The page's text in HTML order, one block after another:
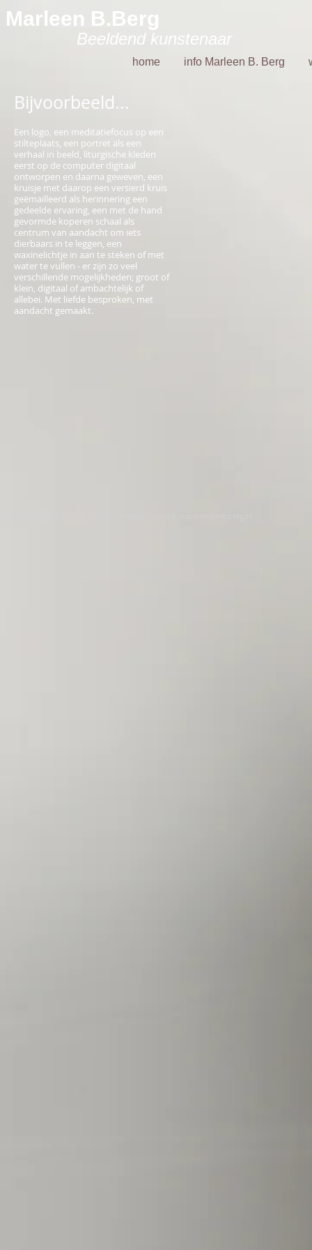
Marleen B.Berg
Beeldend kunstenaar
home info Marleen B. Berg
Bijvoorbeeld...
Een logo, een meditatiefocus op een
stilteplaats, een portret als een
verhaal in beeld, liturgische kleden
eerst op de computer digitaal
ontworpen en daarna geweven, een
kruisje met daarop een versierd kruis
geëmailleerd als herinnering een
gedeelde ervaring, een met de hand
gevormde koperen schaal als
centrum van aandacht om iets
dierbaars in te leggen, een
waxinelichtje in aan te steken of met
water te vullen - er zijn zo veel
verschillende mogelijkheden; groot of
klein, digitaal of ambachtelijk of
allebei. Met liefde besproken, met
aandacht gemaakt.